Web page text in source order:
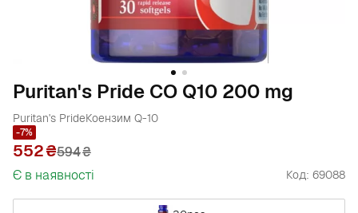
Puritan's Pride CO Q10 200 mg
Puritan's PrideКоензим Q-10
-7%
552 594₴
Є в наявності
Код: 69088